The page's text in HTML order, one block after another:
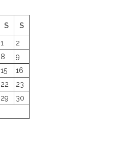
S S
1
2
8
9
15
16
22
23
29
30